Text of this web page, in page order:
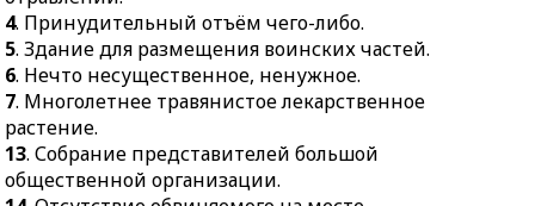
4. Принудительный отъём чего-либо.
5. Здание для размещения воинских частей.
6. Нечто несущественное, ненужное.
7. Многолетнее травянистое лекарственное
растение.
13. Собрание представителей большой
общественной организации.